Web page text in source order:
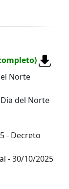
Norte
del Norte
- Decreto
- 30/10/2025